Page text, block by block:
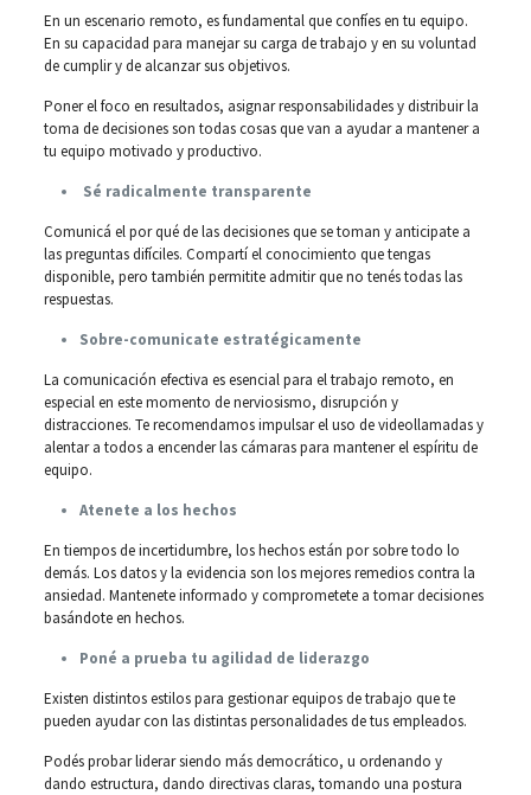
En un escenario remoto, es fundamental que confíes en tu equipo.
En su capacidad para manejar su carga de trabajo y en su voluntad
de cumplir y de alcanzar sus objetivos.
Poner el foco en resultados, asignar responsabilidades y distribuir la
toma de decisiones son todas cosas que van a ayudar a mantener a
tu equipo motivado y productivo.
Sé radicalmente transparente
Comunicá el por qué de las decisiones que se toman y anticipate a
las preguntas difíciles. Compartí el conocimiento que tengas
disponible, pero también permitite admitir que no tenés todas las
respuestas.
Sobre-comunicate estratégicamente
La comunicación efectiva es esencial para el trabajo remoto, en
especial en este momento de nerviosismo, disrupción y
distracciones. Te recomendamos impulsar el uso de videollamadas y
alentar a todos a encender las cámaras para mantener el espíritu de
equipo.
Atenete a los hechos
En tiempos de incertidumbre, los hechos están por sobre todo lo
demás. Los datos y la evidencia son los mejores remedios contra la
ansiedad. Mantenete informado y comprometete a tomar decisiones
basándote en hechos.
Poné a prueba tu agilidad de liderazgo
Existen distintos estilos para gestionar equipos de trabajo que te
pueden ayudar con las distintas personalidades de tus empleados.
Podés probar liderar siendo más democrático, u ordenando y
dando estructura, dando directivas claras, tomando una postura